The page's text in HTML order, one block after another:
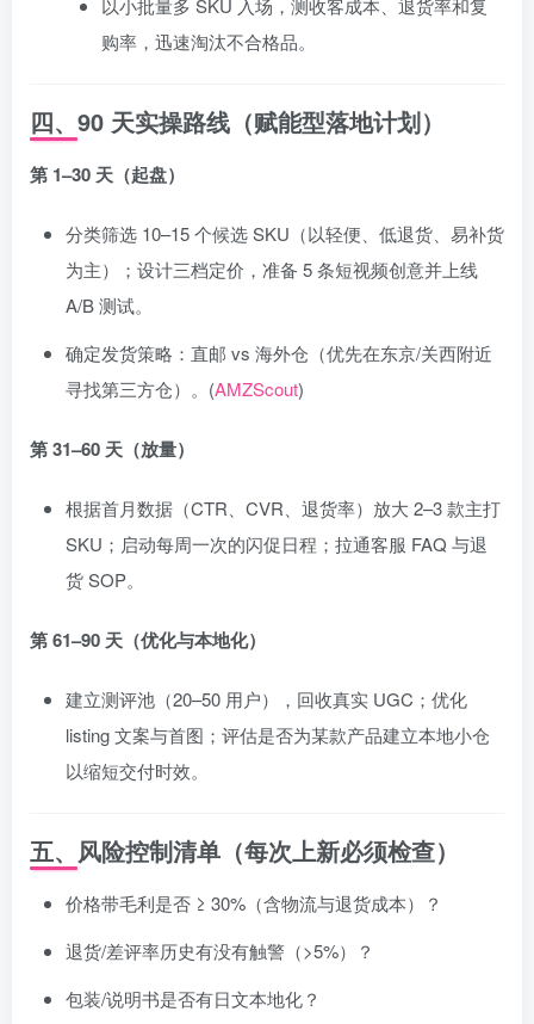
以小批量多 SKU 入场，测收客成本、退货率和复
购率，迅速淘汰不合格品。
四、90 天实操路线（赋能型落地计划）
第 1–30 天（起盘）
分类筛选 10–15 个候选 SKU（以轻便、低退货、易补货
为主）；设计三档定价，准备 5 条短视频创意并上线
A/B 测试。
确定发货策略：直邮 vs 海外仓（优先在东京/关西附近
寻找第三方仓）。(AMZScout)
第 31–60 天（放量）
根据首月数据（CTR、CVR、退货率）放大 2–3 款主打
SKU；启动每周一次的闪促日程；拉通客服 FAQ 与退
货 SOP。
第 61–90 天（优化与本地化）
建立测评池（20–50 用户），回收真实 UGC；优化
listing 文案与首图；评估是否为某款产品建立本地小仓
以缩短交付时效。
五、风险控制清单（每次上新必须检查）
价格带毛利是否 ≥ 30%（含物流与退货成本）？
退货/差评率历史有没有触警（>5%）？
包装/说明书是否有日文本地化？